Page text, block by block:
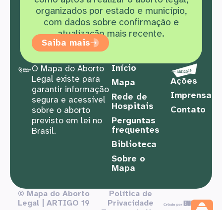
organizados por estado e município,
com dados sobre confirmação e
atualização mais recente.
Saiba mais
O Mapa do Aborto
Legal existe para
garantir informação
segura e acessível
sobre o aborto
previsto em lei no
Brasil.
Início
Mapa
Rede de
Hospitais
Perguntas
frequentes
Biblioteca
Sobre o
Mapa
Ações
Imprensa
Contato
© Mapa do Aborto
Legal | ARTIGO 19
Política de
Privacidade